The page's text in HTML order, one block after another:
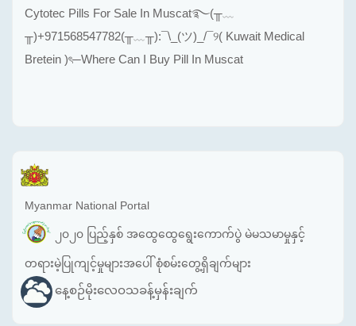
Cytotec Pills For Sale In Muscat࿐(╥﹏
╥)+971568547782(╥﹏╥):¯\_(ツ)_/¯୨( Kuwait Medical
Bretein )ৎ─Where Can I Buy Pill In Muscat
Myanmar National Portal
၂၀၂၀ ပြည့်နှစ် အထွေထွေရွေးကောက်ပွဲ မဲမသမာမှုနှင့်
တရားမဲ့ပြုကျင့်မှုများအပေါ် စုံစမ်းတွေ့ရှိချက်များ
နေ့စဉ်မိုးလေဝသခန့်မှန်းချက်